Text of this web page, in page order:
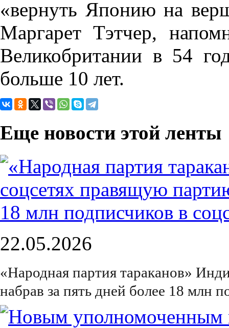
«вернуть Японию на
Маргарет Тэтчер,
Великобритании в 54
больше 10 лет.
Еще новости этой ленты
22.05.2026
«Народная партия тараканов»
набрав за пять дней более 18 млн